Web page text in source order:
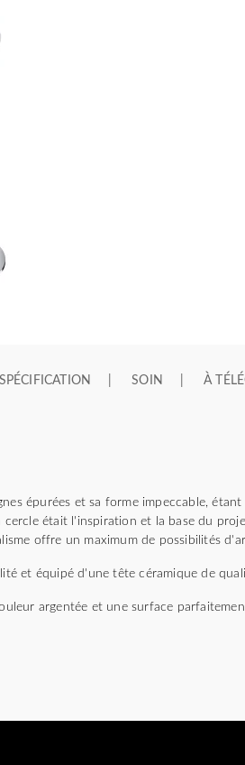
SPÉCIFICATION SOIN À
épurées et sa forme impeccable,
était l'inspiration et la base du
offre un maximum de possibilités
et équipé d'une tête céramique de
argentée et une surface